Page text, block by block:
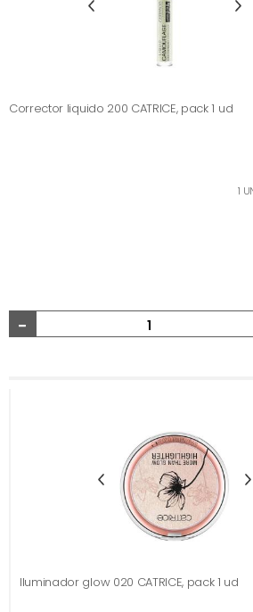
Corrector liquido 200 CATRICE, pack 1 ud
1
-
Iluminador glow 020 CATRICE, pack 1 ud